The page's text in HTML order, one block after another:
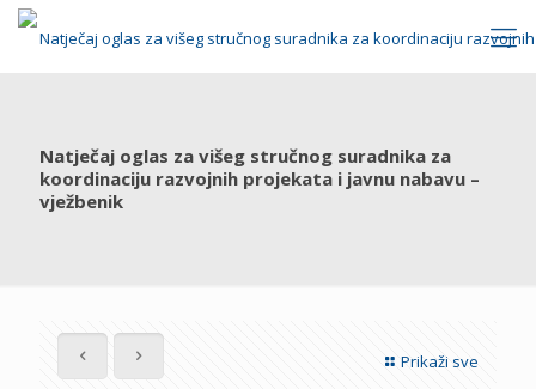
Natječaj oglas za višeg stručnog suradnika za
koordinaciju razvojnih projekata i javnu nabavu –
vježbenik
Prikaži sve